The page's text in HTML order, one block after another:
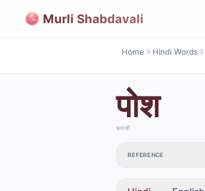
Murli Shabdavali
Home Hindi Words
पोश
फ़ारसी
REFERENCE